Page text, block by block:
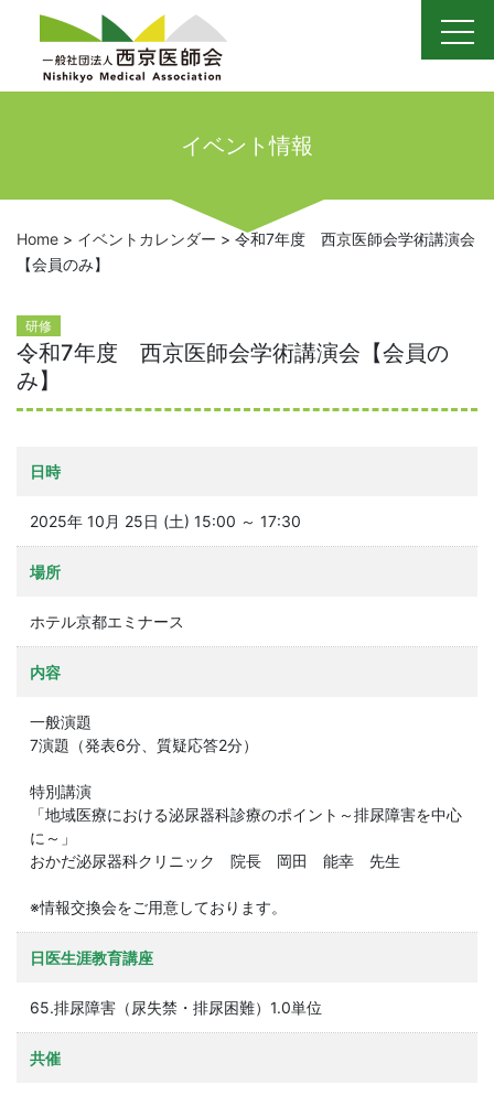
content
イベント情報
Home > イベントカレンダー > 令和7年度 西京医師会学術講演会
【会員のみ】
研修
令和7年度 西京医師会学術講演会【会員の
み】
日時
2025年 10月 25日 (土) 15:00 ～ 17:30
場所
ホテル京都エミナース
内容
一般演題
7演題（発表6分、質疑応答2分）
特別講演
「地域医療における泌尿器科診療のポイント～排尿障害を中心
に～」
おかだ泌尿器科クリニック 院⾧ 岡田 能幸 先生
※情報交換会をご用意しております。
日医生涯教育講座
65.排尿障害（尿失禁・排尿困難）1.0単位
共催